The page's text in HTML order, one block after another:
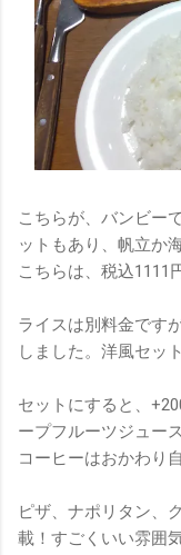
こちらが、バンビー
ットもあり、帆立か
こちらは、税込1111
ライスは別料金です
しました。洋風セッ
セットにすると、
ープフルーツジュー
コーヒーはおかわり
ピザ、ナポリタン、
載！すごくいい雰囲